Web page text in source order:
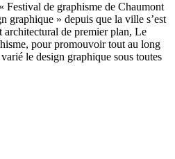
Festival de graphisme de Chaumont
graphique » depuis que la ville s’est
architectural de premier plan, Le
pour promouvoir tout au long
le design graphique sous toutes